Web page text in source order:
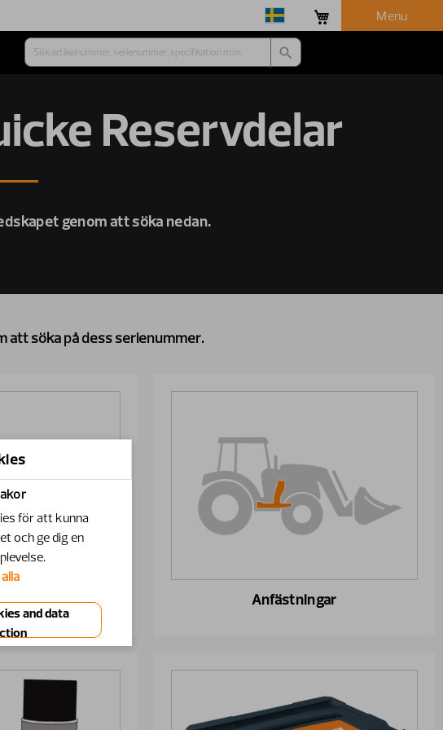
Menu
Reservdelar
genom att söka nedan.
att söka på dess serienummer.
Anfästningar
för att kunna
och ge dig en